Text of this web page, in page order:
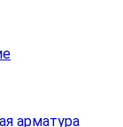
арматура